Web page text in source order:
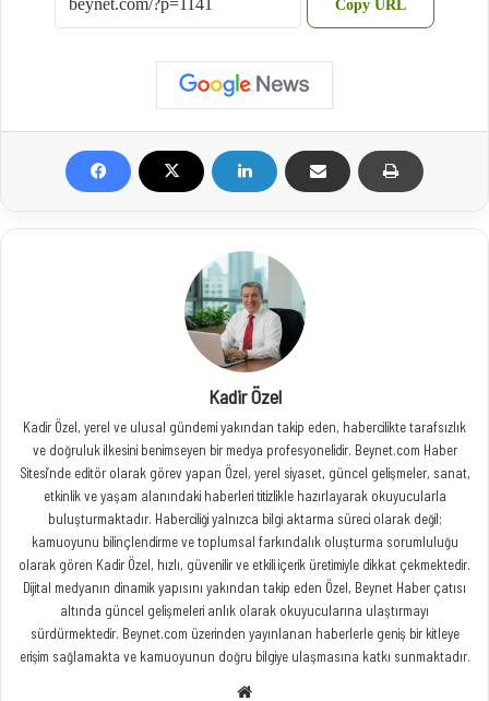
Copy URL
Kadir Özel
Kadir Özel, yerel ve ulusal gündemi yakından takip eden, habercilikte tarafsızlık
ve doğruluk ilkesini benimseyen bir medya profesyonelidir. Beynet.com Haber
Sitesi’nde editör olarak görev yapan Özel, yerel siyaset, güncel gelişmeler, sanat,
etkinlik ve yaşam alanındaki haberleri titizlikle hazırlayarak okuyucularla
buluşturmaktadır. Haberciliği yalnızca bilgi aktarma süreci olarak değil;
kamuoyunu bilinçlendirme ve toplumsal farkındalık oluşturma sorumluluğu
olarak gören Kadir Özel, hızlı, güvenilir ve etkili içerik üretimiyle dikkat çekmektedir.
Dijital medyanın dinamik yapısını yakından takip eden Özel, Beynet Haber çatısı
altında güncel gelişmeleri anlık olarak okuyucularına ulaştırmayı
sürdürmektedir. Beynet.com üzerinden yayınlanan haberlerle geniş bir kitleye
erişim sağlamakta ve kamuoyunun doğru bilgiye ulaşmasına katkı sunmaktadır.